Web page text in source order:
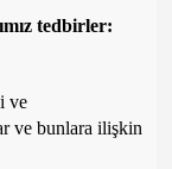
tedbirler:
ve
ve bunlara ilişkin